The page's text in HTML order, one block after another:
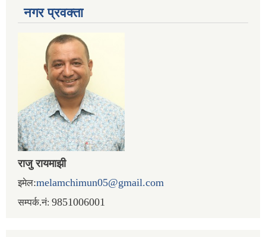
नगर प्रव‌क्ता
राजु रायमाझी
इमेल:melamchimun05@gmail.com
सम्पर्क.नं: 9851006001